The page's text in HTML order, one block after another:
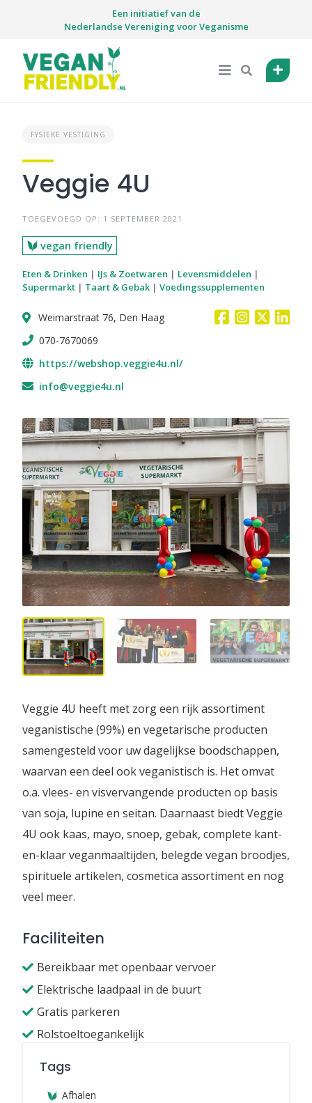
Een initiatief van de
Nederlandse Vereniging voor Veganisme
FYSIEKE VESTIGING
Veggie 4U
TOEGEVOEGD OP: 1 SEPTEMBER 2021
vegan friendly
Eten & Drinken | IJs & Zoetwaren | Levensmiddelen |
Supermarkt | Taart & Gebak | Voedingssupplementen
Weimarstraat 76, Den Haag
070-7670069
https://webshop.veggie4u.nl/
info@veggie4u.nl
Veggie 4U heeft met zorg een rijk assortiment
veganistische (99%) en vegetarische producten
samengesteld voor uw dagelijkse boodschappen,
waarvan een deel ook veganistisch is. Het omvat
o.a. vlees- en visvervangende producten op basis
van soja, lupine en seitan. Daarnaast biedt Veggie
4U ook kaas, mayo, snoep, gebak, complete kant-
en-klaar veganmaaltijden, belegde vegan broodjes,
spirituele artikelen, cosmetica assortiment en nog
veel meer.
Faciliteiten
Bereikbaar met openbaar vervoer
Elektrische laadpaal in de buurt
Gratis parkeren
Rolstoeltoegankelijk
Tags
Afhalen